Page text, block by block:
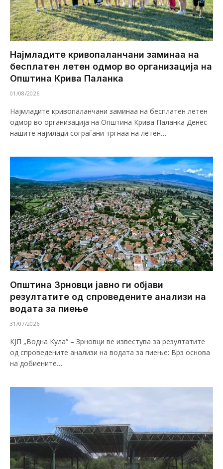
Најмладите кривопаланчани заминаа на
бесплатен летен одмор во организација на
Општина Крива Паланка
01/08/2026
Најмладите кривопаланчани заминаа на бесплатен летен
одмор во организација на Општина Крива Паланка Денес
нашите најмлади сограѓани тргнаа на летен…
Општина Зрновци јавно ги објави
резултатите од спроведените анализи на
водата за пиење
31/07/2026
КЈП „Водна Кула“ – Зрновци ве известува за резултатите
од спроведените анализи на водата за пиење: Врз основа
на добиените…